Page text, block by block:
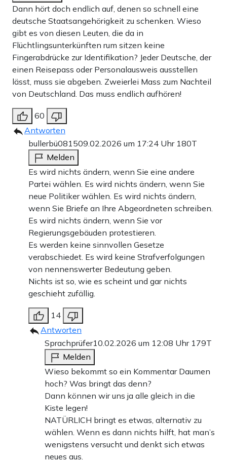
Dann hört doch endlich auf, denen so schnell eine
deutsche Staatsangehörigkeit zu schenken. Wieso
gibt es von diesen Leuten, die da in
Flüchtlingsunterkünften rum sitzen keine
Fingerabdrücke zur Identifikation? Jeder Deutsche, der
einen Reisepass oder Personalausweis ausstellen
lässt, muss sie abgeben. Zweierlei Mass zum Nachteil
von Deutschland. Das muss endlich aufhören!
60
Antworten
bullerbü081509.02.2026 um 17:24 Uhr 180T
Melden
Es wird nichts ändern, wenn Sie eine andere
Partei wählen. Es wird nichts ändern, wenn Sie
neue Politiker wählen. Es wird nichts ändern,
wenn Sie Briefe an Ihre Abgeordneten schreiben.
Es wird nichts ändern, wenn Sie vor
Regierungsgebäuden protestieren.
Es werden keine sinnvollen Gesetze
verabschiedet. Es wird keine Strafverfolgungen
von nennenswerter Bedeutung geben.
Nichts ist so, wie es scheint und gar nichts
geschieht zufällig.
14
Antworten
Sprachprüfer10.02.2026 um 12:08 Uhr 179T
Melden
Wieso bekommt so ein Kommentar Daumen
hoch? Was bringt das denn?
Dann können wir uns ja alle gleich in die
Kiste legen!
NATÜRLICH bringt es etwas, alternativ zu
wählen. Wenn es dann nichts hilft, hat man’s
wenigstens versucht und denkt sich etwas
neues aus.